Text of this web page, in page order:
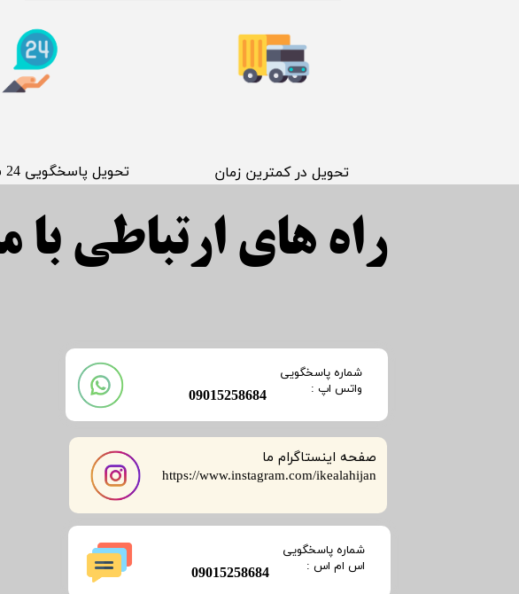
صفحه اینستاگرام ما
​​​​​​​https://www.instagram.com/ikealahijan
​شماره پاسخگویی
​​​​​واتس اپ :
​09015258684
راه های ارتباطی با
​09015258684
​شماره پاسخگویی
​​​​​اس ام اس :
​تحویل در کمترین زمان ​تحویل پاسخگویی 24 ساعته